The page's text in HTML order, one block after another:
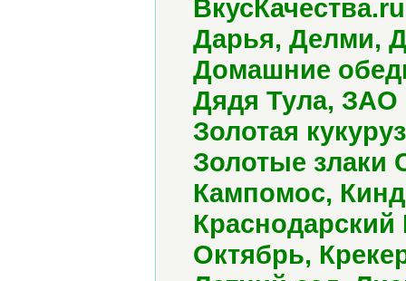
Дарья, Делми,
Домашние
Дядя Тула,
Золотая
Золотые злаки
Кампомос,
Октябрь,